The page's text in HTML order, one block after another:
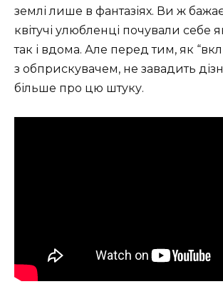
землі лише в фантазіях. Ви ж
квітучі улюбленці почували себе
так і вдома. Але перед тим, як
з обприскувачем, не завадить
більше про цю штуку.